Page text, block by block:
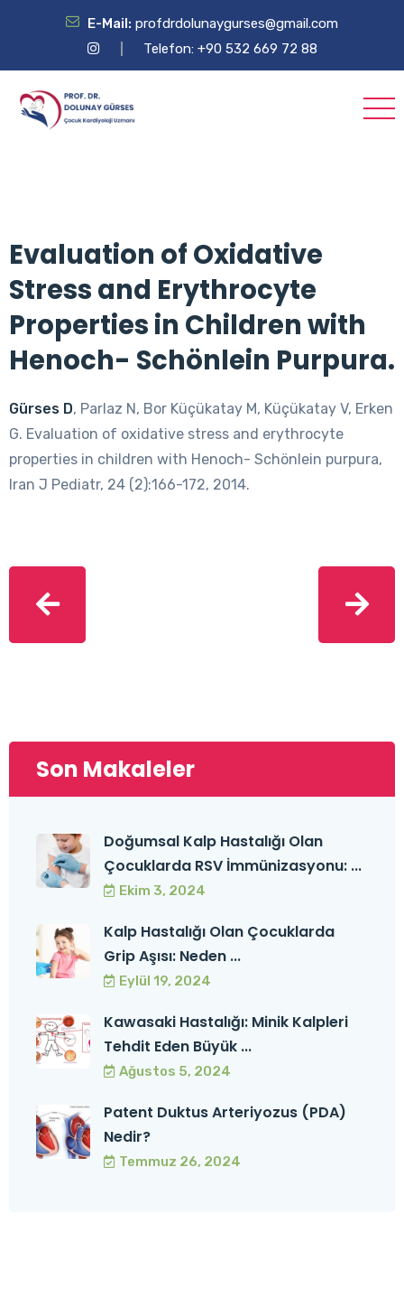
E-Mail: profdrdolunaygurses@gmail.com
Telefon: +90 532 669 72 88
Evaluation of Oxidative
Stress and Erythrocyte
Properties in Children with
Henoch- Schönlein Purpura.
Gürses D, Parlaz N, Bor Küçükatay M, Küçükatay V, Erken
G. Evaluation of oxidative stress and erythrocyte
properties in children with Henoch- Schönlein purpura,
Iran J Pediatr, 24 (2):166-172, 2014.
Son Makaleler
Doğumsal Kalp Hastalığı Olan
Çocuklarda RSV İmmünizasyonu: ...
Ekim 3, 2024
Kalp Hastalığı Olan Çocuklarda
Grip Aşısı: Neden ...
Eylül 19, 2024
Kawasaki Hastalığı: Minik Kalpleri
Tehdit Eden Büyük ...
Ağustos 5, 2024
Patent Duktus Arteriyozus (PDA)
Nedir?
Temmuz 26, 2024